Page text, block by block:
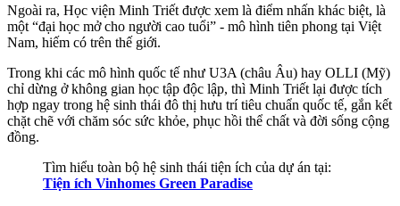
Ngoài ra, Học viện Minh Triết được xem là điểm nhấn khác biệt, là
một “đại học mở cho người cao tuổi” - mô hình tiên phong tại Việt
Nam, hiếm có trên thế giới.
Trong khi các mô hình quốc tế như U3A (châu Âu) hay OLLI (Mỹ)
chỉ dừng ở không gian học tập độc lập, thì Minh Triết lại được tích
hợp ngay trong hệ sinh thái đô thị hưu trí tiêu chuẩn quốc tế, gắn kết
chặt chẽ với chăm sóc sức khỏe, phục hồi thể chất và đời sống cộng
đồng.
Tìm hiểu toàn bộ hệ sinh thái tiện ích của dự án tại:
Tiện ích Vinhomes Green Paradise